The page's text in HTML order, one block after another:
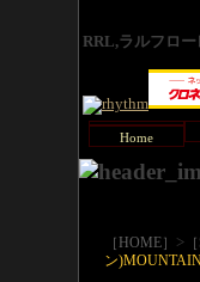
RRL,ラルフロ
Home
［HOME］ >
ン